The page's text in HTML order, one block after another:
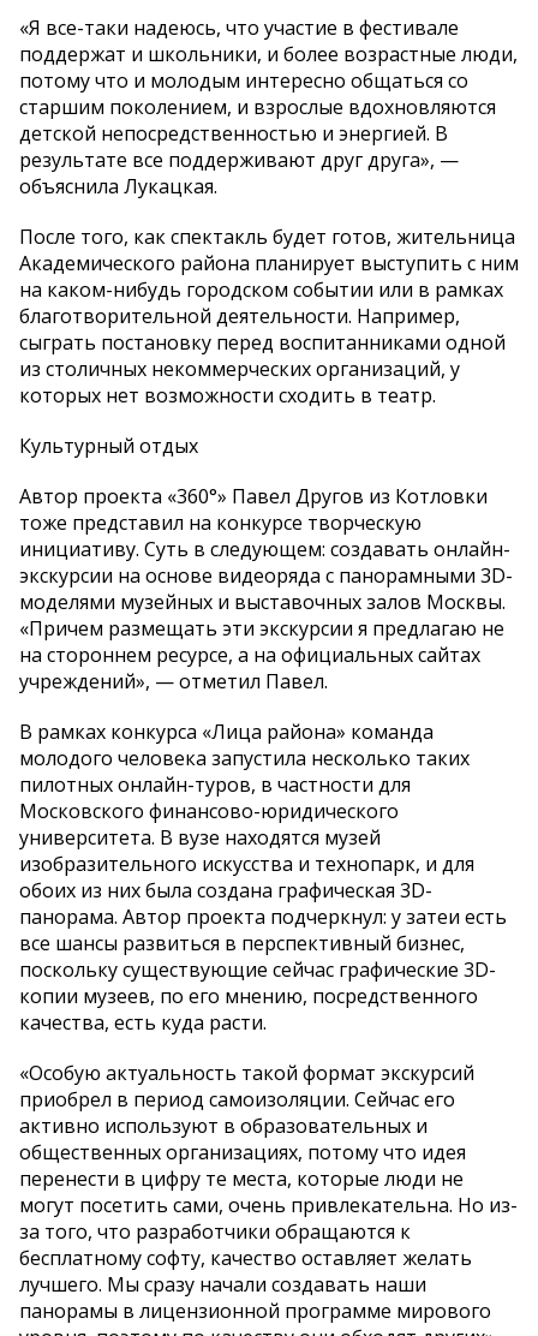
«Я все-таки надеюсь, что участие в фестивале
поддержат и школьники, и более возрастные люди,
потому что и молодым интересно общаться со
старшим поколением, и взрослые вдохновляются
детской непосредственностью и энергией. В
результате все поддерживают друг друга», —
объяснила Лукацкая.
После того, как спектакль будет готов, жительница
Академического района планирует выступить с ним
на каком-нибудь городском событии или в рамках
благотворительной деятельности. Например,
сыграть постановку перед воспитанниками одной
из столичных некоммерческих организаций, у
которых нет возможности сходить в театр.
Культурный отдых
Автор проекта «360°» Павел Другов из Котловки
тоже представил на конкурсе творческую
инициативу. Суть в следующем: создавать онлайн-
экскурсии на основе видеоряда с панорамными 3D-
моделями музейных и выставочных залов Москвы.
«Причем размещать эти экскурсии я предлагаю не
на стороннем ресурсе, а на официальных сайтах
учреждений», — отметил Павел.
В рамках конкурса «Лица района» команда
молодого человека запустила несколько таких
пилотных онлайн-туров, в частности для
Московского финансово-юридического
университета. В вузе находятся музей
изобразительного искусства и технопарк, и для
обоих из них была создана графическая 3D-
панорама. Автор проекта подчеркнул: у затеи есть
все шансы развиться в перспективный бизнес,
поскольку существующие сейчас графические 3D-
копии музеев, по его мнению, посредственного
качества, есть куда расти.
«Особую актуальность такой формат экскурсий
приобрел в период самоизоляции. Сейчас его
активно используют в образовательных и
общественных организациях, потому что идея
перенести в цифру те места, которые люди не
могут посетить сами, очень привлекательна. Но из-
за того, что разработчики обращаются к
бесплатному софту, качество оставляет желать
лучшего. Мы сразу начали создавать наши
панорамы в лицензионной программе мирового